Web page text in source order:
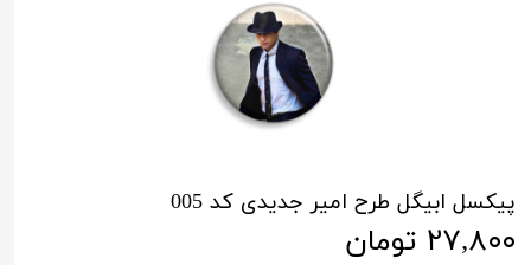
پیکسل ابیگل طرح امیر جدیدی کد 005
۲۷,۸۰۰ تومان